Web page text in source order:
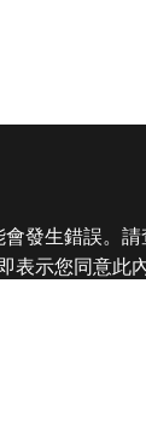
發生錯誤。請
表示您同意此